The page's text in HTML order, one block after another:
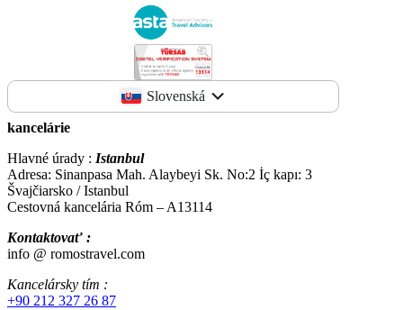
Slovenská
kancelárie
Hlavné úrady : Istanbul
Adresa: Sinanpasa Mah. Alaybeyi Sk. No:2 İç kapı: 3
Švajčiarsko / Istanbul
Cestovná kancelária Róm – A13114
Kontaktovať :
info @ romostravel.com
Kancelársky tím :
+90 212 327 26 87